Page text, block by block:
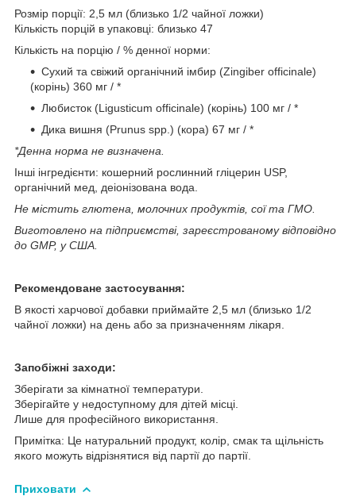
Розмір порції: 2,5 мл (близько 1/2 чайної ложки)
Кількість порцій в упаковці: близько 47
Кількість на порцію / % денної норми:
Сухий та свіжий органічний імбир (Zingiber officinale)
(корінь) 360 мг / *
Любисток (Ligusticum officinale) (корінь) 100 мг / *
Дика вишня (Prunus spp.) (кора) 67 мг / *
*Денна норма не визначена.
Інші інгредієнти: кошерний рослинний гліцерин USP,
органічний мед, деіонізована вода.
Не містить глютена, молочних продуктів, сої та ГМО.
Виготовлено на підприємстві, зареєстрованому відповідно
до GMP, у США.
Рекомендоване застосування:
В якості харчової добавки приймайте 2,5 мл (близько 1/2
чайної ложки) на день або за призначенням лікаря.
Запобіжні заходи:
Зберігати за кімнатної температури.
Зберігайте у недоступному для дітей місці.
Лише для професійного використання.
Примітка: Це натуральний продукт, колір, смак та щільність
якого можуть відрізнятися від партії до партії.
Приховати